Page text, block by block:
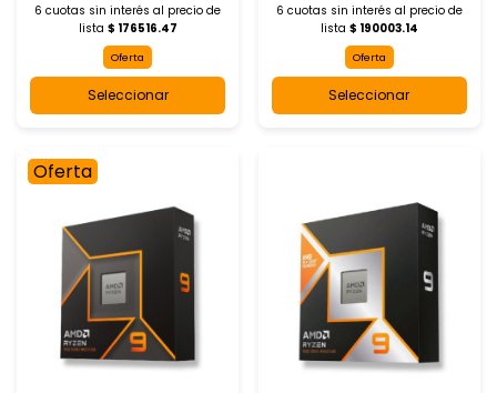
6 cuotas sin interés al precio de
lista $ 176516.47
Oferta
Seleccionar
6 cuotas sin interés al precio de
lista $ 190003.14
Oferta
Seleccionar
Oferta